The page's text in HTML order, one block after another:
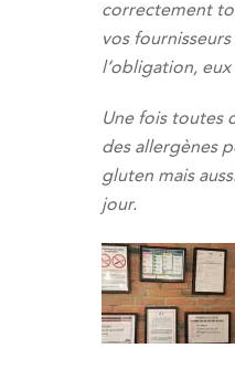
correctement
vos
l’obligation,
Une fois toutes
des allergènes
gluten mais
jour.